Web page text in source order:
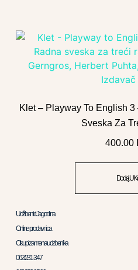
Klet – Playway To English
Sveska Za
400.00
Dodaj U
Udžbenici Jagodina
Online prodavnica
Otkup i zamena udzbenika
062/231-347